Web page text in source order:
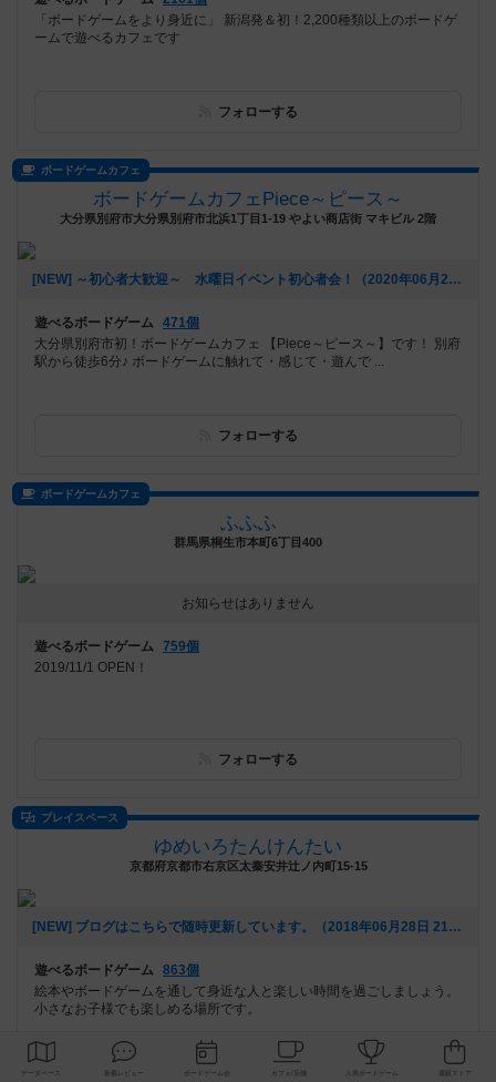
「ボードゲームをより身近に」 新潟発＆初！2,200種類以上のボードゲ
ームで遊べるカフェです
フォローする
ボードゲームカフェ
ボードゲームカフェPiece～ピース～
大分県別府市大分県別府市北浜1丁目1-19 やよい商店街 マキビル 2階
[NEW] ～初心者大歓迎～ 水曜日イベント初心者会！（2020年06月21日 17時50分）
遊べるボードゲーム 471個
大分県別府市初！ボードゲームカフェ 【Piece～ピース～】です！ 別府
駅から徒歩6分♪ ボードゲームに触れて・感じて・遊んで ...
フォローする
ボードゲームカフェ
ふふふ
群馬県桐生市本町6丁目400
お知らせはありません
遊べるボードゲーム 759個
2019/11/1 OPEN！
フォローする
プレイスペース
ゆめいろたんけんたい
京都府京都市右京区太秦安井辻ノ内町15-15
[NEW] ブログはこちらで随時更新しています。（2018年06月28日 21時07分）
遊べるボードゲーム 863個
絵本やボードゲームを通して身近な人と楽しい時間を過ごしましょう。
小さなお子様でも楽しめる場所です。